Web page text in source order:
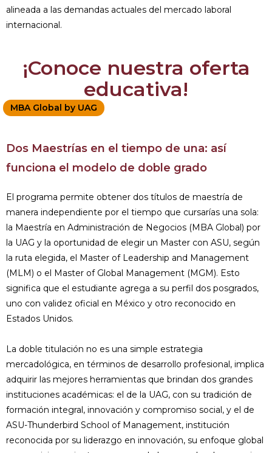
alineada a las demandas actuales del mercado laboral
internacional.
¡Conoce nuestra oferta
educativa!
MBA Global by UAG
Dos Maestrías en el tiempo de una: así
funciona el modelo de doble grado
El programa permite obtener dos títulos de maestría de
manera independiente por el tiempo que cursarías una sola:
la Maestría en Administración de Negocios (MBA Global) por
la UAG y la oportunidad de elegir un Master con ASU, según
la ruta elegida, el Master of Leadership and Management
(MLM) o el Master of Global Management (MGM). Esto
significa que el estudiante agrega a su perfil dos posgrados,
uno con validez oficial en México y otro reconocido en
Estados Unidos.
La doble titulación no es una simple estrategia
mercadológica, en términos de desarrollo profesional, implica
adquirir las mejores herramientas que brindan dos grandes
instituciones académicas: el de la UAG, con su tradición de
formación integral, innovación y compromiso social, y el de
ASU-Thunderbird School of Management, institución
reconocida por su liderazgo en innovación, su enfoque global